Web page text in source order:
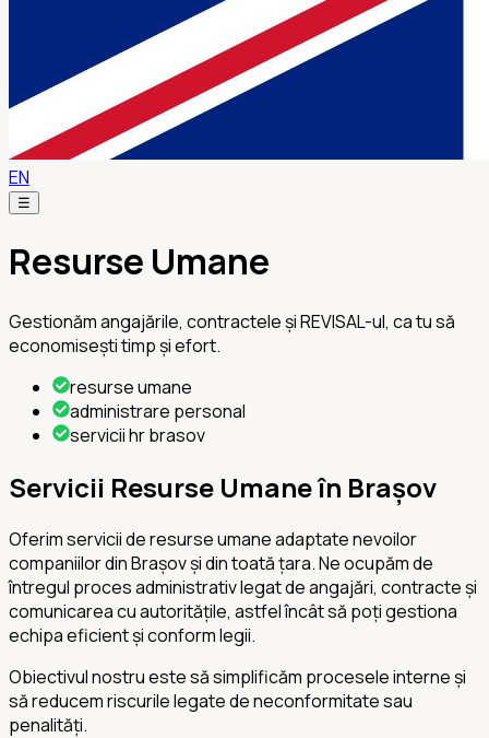
EN
☰
Resurse Umane
Gestionăm angajările, contractele și REVISAL-ul, ca tu să
economisești timp și efort.
resurse umane
administrare personal
servicii hr brasov
Servicii Resurse Umane în Brașov
Oferim servicii de resurse umane adaptate nevoilor
companiilor din Brașov și din toată țara. Ne ocupăm de
întregul proces administrativ legat de angajări, contracte și
comunicarea cu autoritățile, astfel încât să poți gestiona
echipa eficient și conform legii.
Obiectivul nostru este să simplificăm procesele interne și
să reducem riscurile legate de neconformitate sau
penalități.